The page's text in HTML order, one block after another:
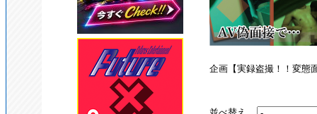
企画【実録盗撮！！変